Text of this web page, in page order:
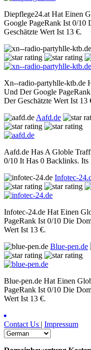
Diepflege24.at Hat Einen
Google PageRank Ist 0/
Geschätzte Wert Ist 13 €.
Xn--radio-partyhlle-ktb.de
Und Der Google
Der Geschätzte Wert Ist 13
Aafd.de
Aafd.de Has A Globle
0/10 It Has 0 Backlinks. Its
Infotec-
Infotec-24.de Hat Einen
PageRank Ist 0/10 Die
Wert Ist 13 €.
Blue-pen.de
Blue-pen.de Hat Einen
PageRank Ist 0/10 Die
Wert Ist 13 €.
Contact Us | Impressum